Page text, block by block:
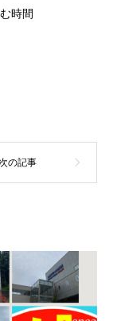
時間